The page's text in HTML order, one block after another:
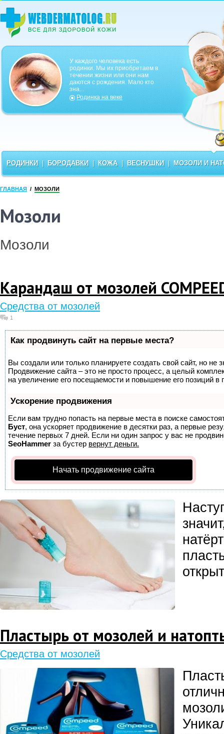
У каждого человека есть
родинки. Мы их приобретаем в
течении жизни или они нам
даются с рождения. Мало кто
зна...
Родинка на веке
РОДИНКИ | БОРОДАВКИ | КОЖА | ВЕСНУШКИ | МОЗОЛИ И
ГЛАВНАЯ / МОЗОЛИ
Мозоли
Мозоли
Карандаш от мозолей
Средства от мозолей
1
Как продвинуть сайт на первые места?
Вы создали или только планируете создать свой сайт, но не
Продвижение сайта – это не просто процесс, а целый
на увеличение его посещаемости и повышение его позиций в
Ускорение продвижения
Если вам трудно попасть на первые места в поиске
Буст, она ускоряет продвижение в десятки раз, а первые
течение первых 7 дней. Если ни один запрос у вас не
SeoHammer за бустер вернут деньги.
Начать продвижение сайта
Пластырь от мозолей и
Средства от мозолей